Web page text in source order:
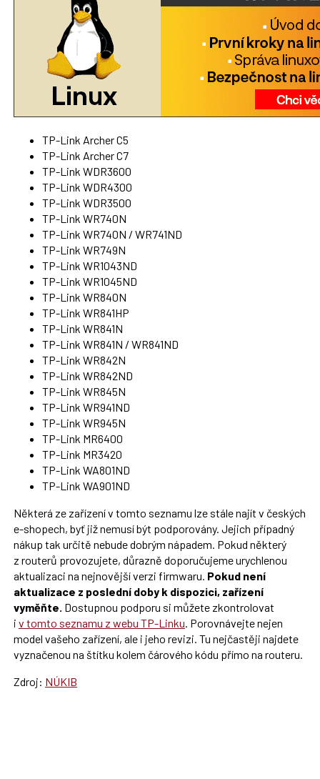
TP-Link Archer C5
TP-Link Archer C7
TP-Link WDR3600
TP-Link WDR4300
TP-Link WDR3500
TP-Link WR740N
TP-Link WR740N / WR741ND
TP-Link WR749N
TP-Link WR1043ND
TP-Link WR1045ND
TP-Link WR840N
TP-Link WR841HP
TP-Link WR841N
TP-Link WR841N / WR841ND
TP-Link WR842N
TP-Link WR842ND
TP-Link WR845N
TP-Link WR941ND
TP-Link WR945N
TP-Link MR6400
TP-Link MR3420
TP-Link WA801ND
TP-Link WA901ND
Některá ze zařízení v tomto seznamu lze stále najít v českých
e-shopech, byť již nemusí být podporovány. Jejich případný
nákup tak určitě nebude dobrým nápadem. Pokud některý
z routerů provozujete, důrazně doporučujeme urychlenou
aktualizaci na nejnovější verzi firmwaru. Pokud není
aktualizace z poslední doby k dispozici, zařízení
vyměňte. Dostupnou podporu si můžete zkontrolovat
i v tomto seznamu z webu TP-Linku. Porovnávejte nejen
model vašeho zařízení, ale i jeho revizi. Tu nejčastěji najdete
vyznačenou na štítku kolem čárového kódu přímo na routeru.
Zdroj: NÚKIB